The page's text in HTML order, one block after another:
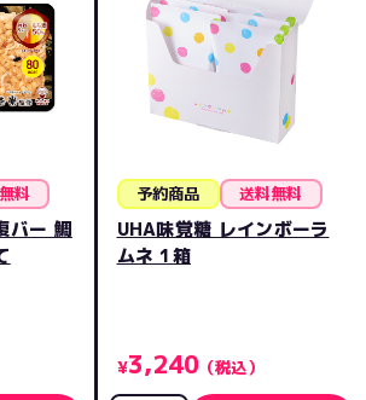
料
バー 鯛
予約商品 送料無料
UHA味覚糖 レインボーラ
ムネ 1箱
¥3,240（税込）